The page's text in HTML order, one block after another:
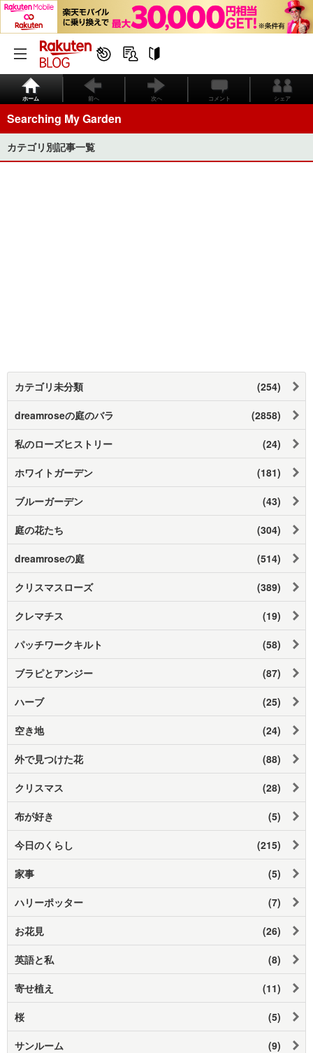
ホーム 前へ 次へ コメント シェア
Searching My Garden
カテゴリ別記事一覧
カテゴリ未分類 (254)
dreamroseの庭のバラ (2858)
私のローズヒストリー (24)
ホワイトガーデン (181)
ブルーガーデン (43)
庭の花たち (304)
dreamroseの庭 (514)
クリスマスローズ (389)
クレマチス (19)
パッチワークキルト (58)
ブラピとアンジー (87)
ハーブ (25)
空き地 (24)
外で見つけた花 (88)
クリスマス (28)
布が好き (5)
今日のくらし (215)
家事 (5)
ハリーポッター (7)
お花見 (26)
英語と私 (8)
寄せ植え (11)
桜 (5)
サンルーム (9)